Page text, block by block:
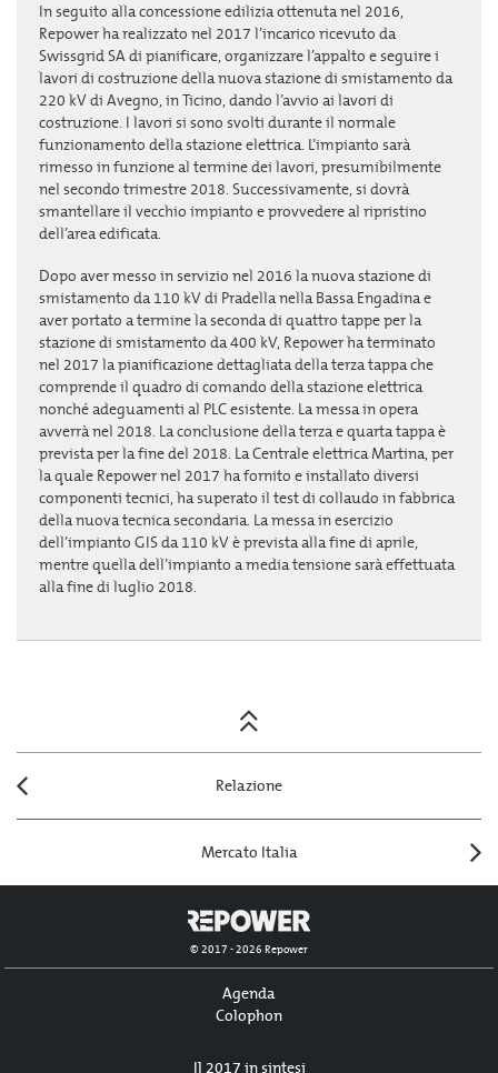
In seguito alla concessione edilizia ottenuta nel 2016,
Repower ha realizzato nel 2017 l’incarico ricevuto da
Swissgrid SA di pianificare, organizzare l’appalto e seguire i
lavori di costruzione della nuova stazione di smistamento da
220 kV di Avegno, in Ticino, dando l’avvio ai lavori di
costruzione. I lavori si sono svolti durante il normale
funzionamento della stazione elettrica. L’impianto sarà
rimesso in funzione al termine dei lavori, presumibilmente
nel secondo trimestre 2018. Successivamente, si dovrà
smantellare il vecchio impianto e provvedere al ripristino
dell’area edificata.
Dopo aver messo in servizio nel 2016 la nuova stazione di
smistamento da 110 kV di Pradella nella Bassa Engadina e
aver portato a termine la seconda di quattro tappe per la
stazione di smistamento da 400 kV, Repower ha terminato
nel 2017 la pianificazione dettagliata della terza tappa che
comprende il quadro di comando della stazione elettrica
nonché adeguamenti al PLC esistente. La messa in opera
avverrà nel 2018. La conclusione della terza e quarta tappa è
prevista per la fine del 2018. La Centrale elettrica Martina, per
la quale Repower nel 2017 ha fornito e installato diversi
componenti tecnici, ha superato il test di collaudo in fabbrica
della nuova tecnica secondaria. La messa in esercizio
dell’impianto GIS da 110 kV è prevista alla fine di aprile,
mentre quella dell’impianto a media tensione sarà effettuata
alla fine di luglio 2018.
navigation
Relazione
Mercato Italia
© 2017 - 2026 Repower
Agenda
Colophon
Il 2017 in sintesi